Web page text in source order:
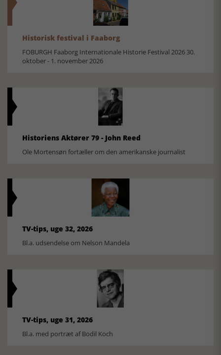
Historisk festival i Faaborg
FOBURGH Faaborg Internationale Historie Festival 2026 30.
oktober - 1. november 2026
Historiens Aktører 79 - John Reed
Ole Mortensøn fortæller om den amerikanske journalist
TV-tips, uge 32, 2026
Bl.a. udsendelse om Nelson Mandela
TV-tips, uge 31, 2026
Bl.a. med portræt af Bodil Koch